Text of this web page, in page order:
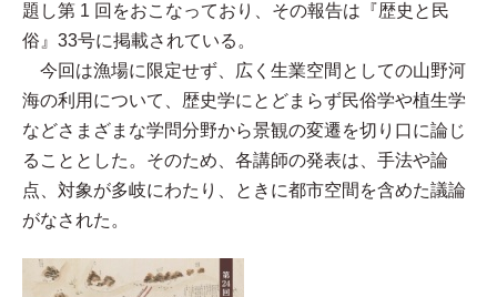
題し第 1 回をおこなっており、その報告は『歴史と民
俗』33号に掲載されている。
今回は漁場に限定せず、広く生業空間としての山野河
海の利用について、歴史学にとどまらず民俗学や植生学
などさまざまな学問分野から景観の変遷を切り口に論じ
ることとした。そのため、各講師の発表は、手法や論
点、対象が多岐にわたり、ときに都市空間を含めた議論
がなされた。